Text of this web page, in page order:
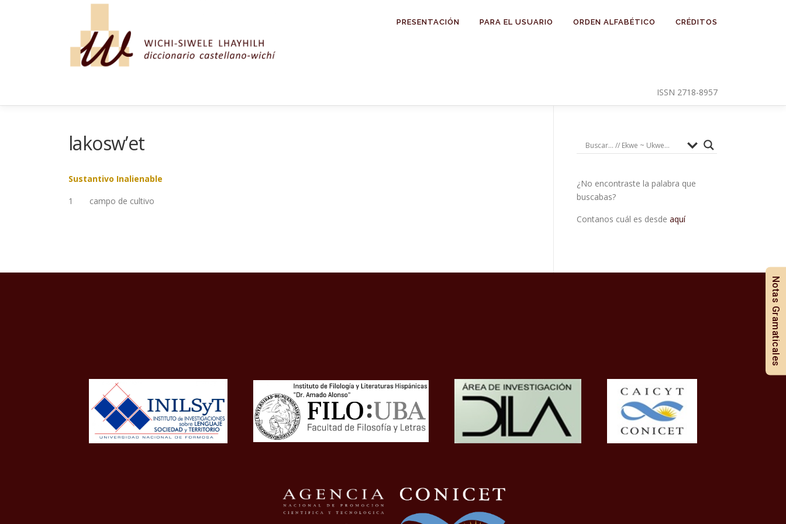
PRESENTACIÓN PARA EL USUARIO ORDEN ALFABÉTICO CRÉDITOS
ISSN 2718-8957
lakosw’et
Sustantivo Inalienable
1
campo de cultivo
¿No encontraste la palabra que
buscabas?
Contanos cuál es desde aquí
Notas Gramaticales